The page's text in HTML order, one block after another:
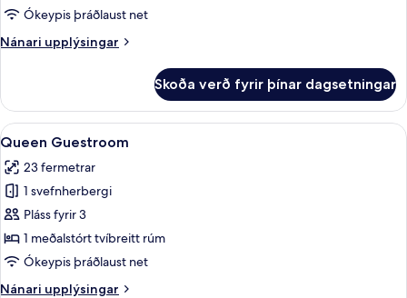
Ókeypis þráðlaust net
Nánari upplýsingar
Nánari
Skoða verð fyrir þínar dagsetningar
Skoða
allar
myndir
fyrir
Queen
Guestroom
Queen Guestroom | Öryggishólf í
50
Queen Guestroom
23 fermetrar
1 svefnherbergi
Pláss fyrir 3
1 meðalstórt tvíbreitt rúm
Ókeypis þráðlaust net
Nánari upplýsingar
Nánari